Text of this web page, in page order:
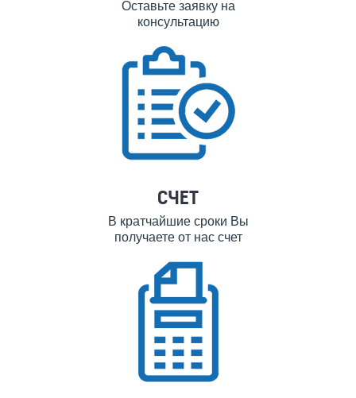
Оставьте заявку на
консультацию
СЧЕТ
В кратчайшие сроки Вы
получаете от нас счет